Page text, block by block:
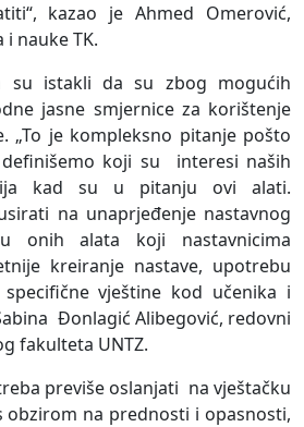
kazao je Ahmed Omerović,
nauke TK.
su istakli da su zbog mogućih
jasne smjernice za korištenje
„To je kompleksno pitanje pošto
koji su interesi naših
kad su u pitanju ovi alati.
na unaprjeđenje nastavnog
onih alata koji nastavnicima
kreiranje nastave, upotrebu
vještine kod učenika i
Đonlagić Alibegović, redovni
fakulteta UNTZ.
previše oslanjati na vještačku
obzirom na prednosti i opasnosti,